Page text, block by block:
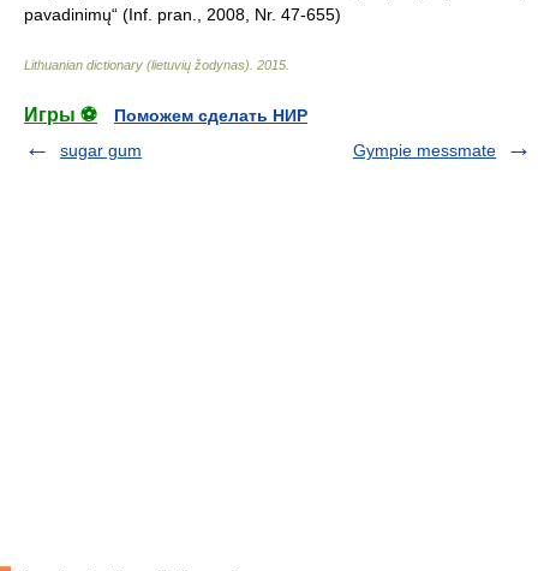
pavadinimų“ (Inf. pran., 2008, Nr. 47-655)
Lithuanian dictionary (lietuvių žodynas) 2015
Игры ⚽
Поможем сделать НИР
sugar gum
Gympie messmate